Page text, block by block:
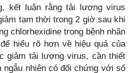
kết luận rằng tải lượng virus
tạm thời trong 2 giờ sau khi
chlorhexidine trong bệnh nhân
hiểu rõ hơn về hiệu quả của
giảm tải lượng virus, cần thiết
ngẫu nhiên có đối chứng với số